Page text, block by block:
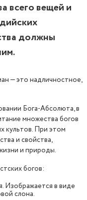
всего вещей и
должны
— это надличностное,
Бога-Абсолюта, в
множества богов
культов. При этом
и свойства,
и природы.
богов:
Изображается в виде
слона.